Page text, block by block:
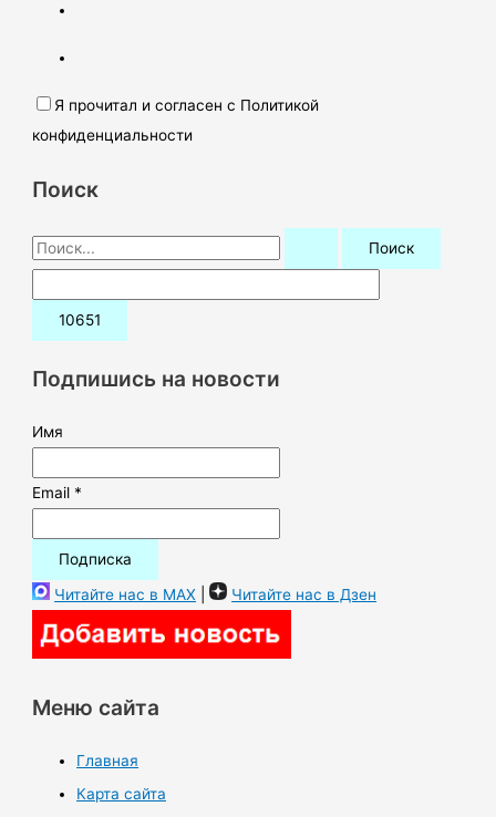
Я прочитал и согласен с Политикой
конфиденциальности
Поиск
П
о
и
:Подпишись на новости
Имя
Email *
Читайте нас в MAX | Читайте нас в Дзен
Меню сайта
Главная
Карта сайта